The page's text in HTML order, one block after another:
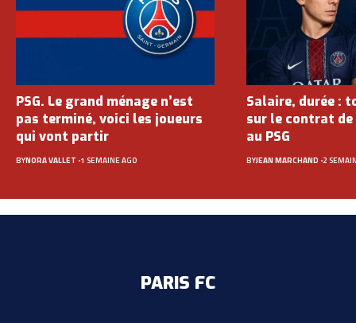
PSG. Le grand ménage n’est
pas terminé, voici les joueurs
qui vont partir
BYNORA VALLET 1 SEMAINE AGO
Salaire, durée :
sur le contrat de
au PSG
BYJEAN MARCHAND 2
PARIS FC